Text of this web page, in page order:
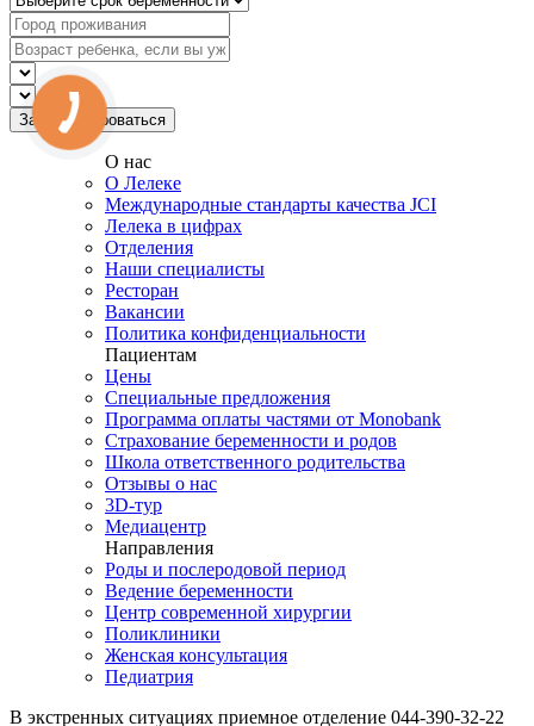
О нас
О Лелеке
Международные стандарты качества JCI
Лелека в цифрах
Отделения
Наши специалисты
Ресторан
Вакансии
Политика конфиденциальности
Пациентам
Цены
Специальные предложения
Программа оплаты частями от Monobank
Страхование беременности и родов
Школа ответственного родительства
Отзывы о нас
3D-тур
Медиацентр
Направления
Роды и послеродовой период
Ведение беременности
Центр современной хирургии
Поликлиники
Женская консультация
Педиатрия
В экстренных ситуациях приемное отделение 044-390-32-22